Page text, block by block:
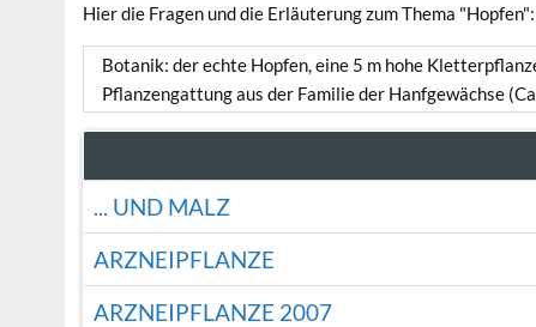
Hier die Fragen und die Erläuterung zum Thema "Hopfen":
Botanik: der echte Hopfen, eine 5 m hohe
Pflanzengattung aus der Familie der Hanfgewächse
... UND MALZ
ARZNEIPFLANZE
ARZNEIPFLANZE 2007